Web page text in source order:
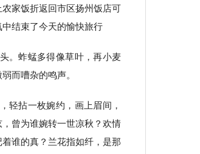
家饭折返回市区扬州饭店可
结束了今天的愉快旅行
。蚱蜢多得像草叶，再小麦
而嘈杂的鸣声。
轻拈一枚婉约，画上眉间，
曾为谁婉转一世凉秋？欢情
谁的真？兰花指如纤，是那